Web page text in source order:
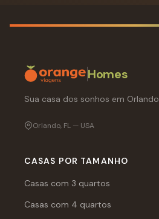
Homes
Sua casa dos sonhos em Orlando.
Orlando, FL — USA
CASAS POR TAMANHO
Casas com 3 quartos
Casas com 4 quartos